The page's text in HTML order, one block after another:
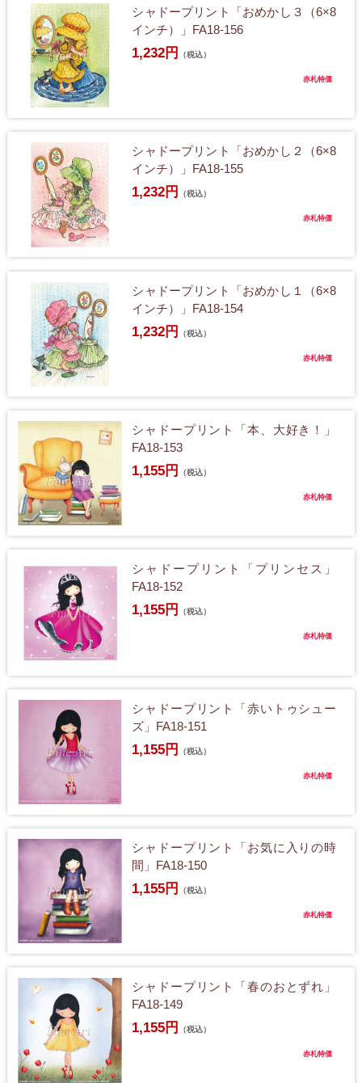
シャドープリント「おめかし３（6×8
インチ）」FA18-156
1,232円 （税込）
赤札特価
シャドープリント「おめかし２（6×8
インチ）」FA18-155
1,232円 （税込）
赤札特価
シャドープリント「おめかし１（6×8
インチ）」FA18-154
1,232円 （税込）
赤札特価
シャドープリント「本、大好き！」
FA18-153
1,155円 （税込）
赤札特価
シャドープリント「プリンセス」
FA18-152
1,155円 （税込）
赤札特価
シャドープリント「赤いトゥシュー
ズ」FA18-151
1,155円 （税込）
赤札特価
シャドープリント「お気に入りの時
間」FA18-150
1,155円 （税込）
赤札特価
シャドープリント「春のおとずれ」
FA18-149
1,155円 （税込）
赤札特価